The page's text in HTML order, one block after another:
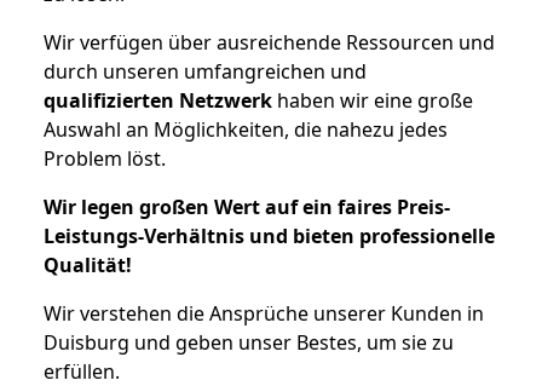
Wir verfügen über ausreichende Ressourcen und
durch unseren umfangreichen und
qualifizierten Netzwerk haben wir eine große
Auswahl an Möglichkeiten, die nahezu jedes
Problem löst.
Wir legen großen Wert auf ein faires Preis-
Leistungs-Verhältnis und bieten professionelle
Qualität!
Wir verstehen die Ansprüche unserer Kunden in
Duisburg und geben unser Bestes, um sie zu
erfüllen.